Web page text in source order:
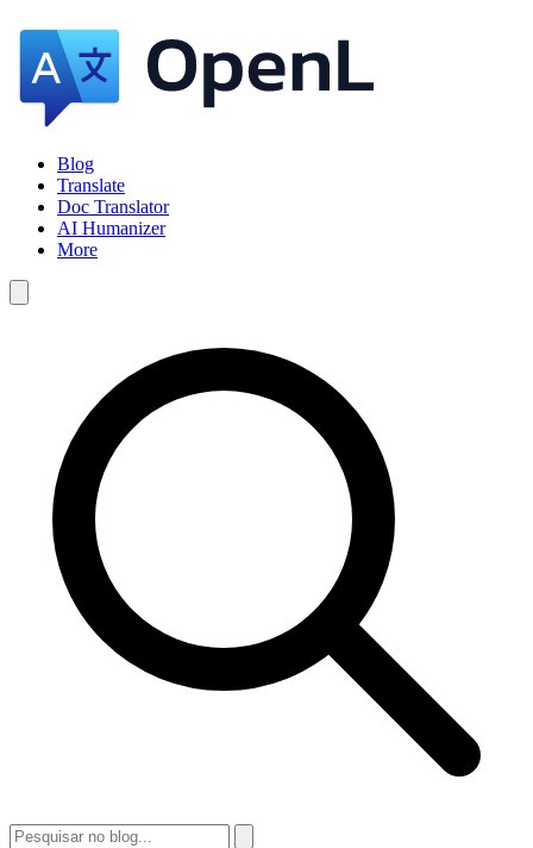
Blog
Translate
Doc Translator
AI Humanizer
More